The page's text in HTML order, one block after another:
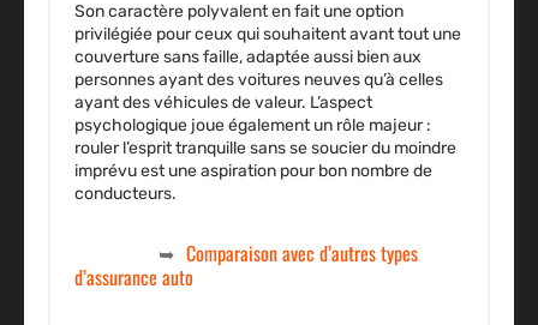
Son caractère polyvalent en fait une option
privilégiée pour ceux qui souhaitent avant tout une
couverture sans faille, adaptée aussi bien aux
personnes ayant des voitures neuves qu’à celles
ayant des véhicules de valeur. L’aspect
psychologique joue également un rôle majeur :
rouler l’esprit tranquille sans se soucier du moindre
imprévu est une aspiration pour bon nombre de
conducteurs.
Comparaison avec d’autres types
d’assurance auto